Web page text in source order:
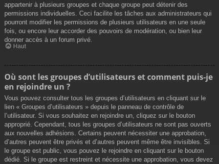
appartenir à plusieurs groupes et chaque groupe peut détenir des
permissions individuelles. Ceci facilite les tâches aux administrateurs qui
pourront modifier les permissions de plusieurs utilisateurs en une seule
fois, ou encore leur accorder des pouvoirs de modération, ou bien leur
donner accès à un forum privé.
Haut
Où sont les groupes d’utilisateurs et comment puis-je
en rejoindre un ?
Vous pouvez consulter tous les groupes d’utilisateurs en cliquant sur le
lien « Groupes d’utilisateurs » depuis le panneau de contrôle de
l’utilisateur. Si vous souhaitez en rejoindre un, cliquez sur le bouton
approprié. Cependant, tous les groupes d’utilisateurs ne sont pas ouverts
aux nouvelles adhésions. Certains peuvent nécessiter une approbation,
d’autres peuvent être privés et d’autres peuvent même être invisibles. Si
le groupe est public, vous pouvez le rejoindre en cliquant sur le bouton
dédié. Si le groupe est restreint et nécessite une approbation, vous devez